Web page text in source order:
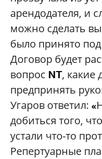
арендодателя, и
можно сделать
было принято
Договор будет
вопрос NT, какие
предпринять
Угаров ответил: «
добиться того,
устали что-то
Репертуарные